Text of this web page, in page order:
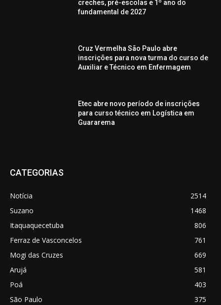
creches, pré-escolas e 1º ano do
fundamental de 2027
Cruz Vermelha São Paulo abre
inscrições para nova turma do curso de
Auxiliar e Técnico em Enfermagem
Etec abre novo período de inscrições
para curso técnico em Logística em
Guararema
CATEGORIAS
Notícia
2514
Suzano
1468
Itaquaquecetuba
806
Ferraz de Vasconcelos
761
Mogi das Cruzes
669
Arujá
581
Poá
403
São Paulo
375